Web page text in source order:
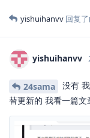
yishuihanvv 回复
yishuihanvv
24sama
没有
替更新的 我看一篇文